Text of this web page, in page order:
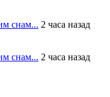
снам... 2 часа назад
снам... 2 часа назад